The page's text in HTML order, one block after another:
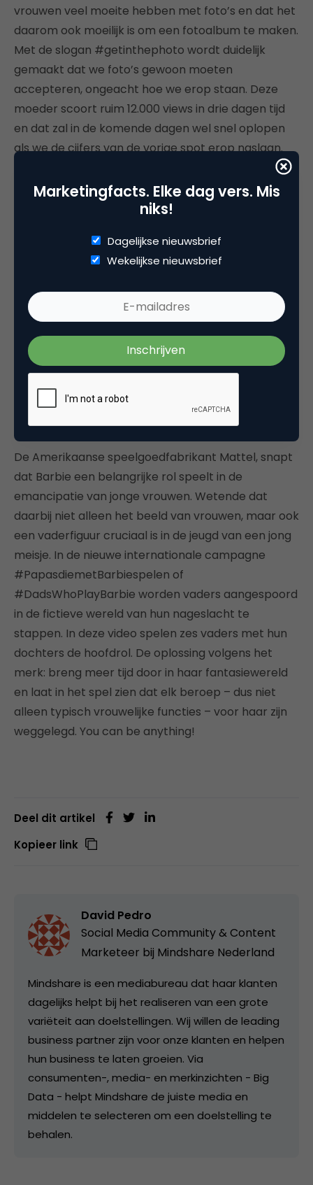
vrouwen veel moeite hebben met foto’s en dat het
daarom ook moeilijk is om een fotoalbum te maken.
Met de slogan #getinthephoto wordt duidelijk
gemaakt dat we foto’s gewoon moeten
accepteren, ongeacht hoe we erop staan. Deze
moeder scoort ruim 12.000 views in drie dagen tijd
en dat zal in de komende dagen wel snel oplopen
als we de cijfers van de vorige spot erop naslaan.
5. Barbie| Papas Die Barbie Spelen
De Amerikaanse speelgoedfabrikant Mattel, snapt
dat Barbie een belangrijke rol speelt in de
emancipatie van jonge vrouwen. Wetende dat
daarbij niet alleen het beeld van vrouwen, maar ook
een vaderfiguur cruciaal is in de jeugd van een jong
meisje. In de nieuwe internationale campagne
#PapasdiemetBarbiespelen of
#DadsWhoPlayBarbie worden vaders aangespoord
in de fictieve wereld van hun nageslacht te
stappen. In deze video spelen zes vaders met hun
dochters de hoofdrol. De oplossing volgens het
merk: breng meer tijd door in haar fantasiewereld
en laat in het spel zien dat elk beroep – dus niet
alleen typisch vrouwelijke functies – voor haar zijn
weggelegd. You can be anything!
Deel dit artikel
Kopieer link
David Pedro
Social Media Community & Content
Marketeer bij Mindshare Nederland
Mindshare is een mediabureau dat haar klanten
dagelijks helpt bij het realiseren van een grote
variëteit aan doelstellingen. Wij willen de leading
business partner zijn voor onze klanten en helpen
hun business te laten groeien. Via
consumenten-, media- en merkinzichten - Big
Data - helpt Mindshare de juiste media en
middelen te selecteren om een doelstelling te
behalen.
Marketingfacts. Elke dag vers. Mis
niks!
Dagelijkse nieuwsbrief
Wekelijkse nieuwsbrief